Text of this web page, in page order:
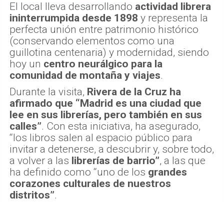
El local lleva desarrollando actividad librera
ininterrumpida desde 1898 y representa la
perfecta unión entre patrimonio histórico
(conservando elementos como una
guillotina centenaria) y modernidad, siendo
hoy un centro neurálgico para la
comunidad de montaña y viajes.
Durante la visita, Rivera de la Cruz ha
afirmado que “Madrid es una ciudad que
lee en sus librerías, pero también en sus
calles”. Con esta iniciativa, ha asegurado,
“los libros salen al espacio público para
invitar a detenerse, a descubrir y, sobre todo,
a volver a las librerías de barrio”, a las que
ha definido como “uno de los grandes
corazones culturales de nuestros
distritos”.